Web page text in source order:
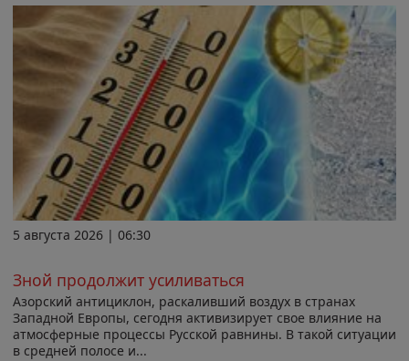
5 августа 2026 | 06:30
Зной продолжит усиливаться
Азорский антициклон, раскаливший воздух в странах
Западной Европы, сегодня активизирует свое влияние на
атмосферные процессы Русской равнины. В такой ситуации
в средней полосе и...